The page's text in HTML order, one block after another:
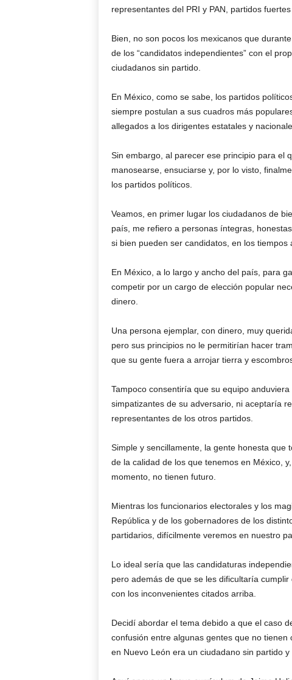
representantes del PRI y PAN, partidos
Bien, no son pocos los mexicanos que
de los “candidatos independientes” con el
ciudadanos sin partido.
En México, como se sabe, los partidos
siempre postulan a sus cuadros más
allegados a los dirigentes estatales y
Sin embargo, al parecer ese principio para el
manosearse, ensuciarse y, por lo visto,
los partidos políticos.
Veamos, en primer lugar los ciudadanos de
país, me refiero a personas íntegras,
si bien pueden ser candidatos, en los
En México, a lo largo y ancho del país, para
competir por un cargo de elección popular
dinero.
Una persona ejemplar, con dinero, muy
pero sus principios no le permitirían hacer
que su gente fuera a arrojar tierra y
Tampoco consentiría que su equipo
simpatizantes de su adversario, ni aceptaría
representantes de los otros partidos.
Simple y sencillamente, la gente honesta
de la calidad de los que tenemos en México,
momento, no tienen futuro.
Mientras los funcionarios electorales y los
República y de los gobernadores de los
partidarios, difícilmente veremos en nuestro
Lo ideal sería que las candidaturas
pero además de que se les dificultaría
con los inconvenientes citados arriba.
Decidí abordar el tema debido a que el caso
confusión entre algunas gentes que no
en Nuevo León era un ciudadano sin partido